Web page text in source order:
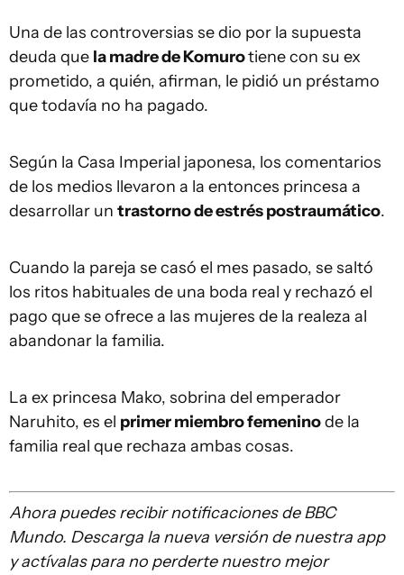
Una de las controversias se dio por la supuesta
deuda que la madre de Komurotiene con su ex
prometido, a quién, afirman, le pidió un préstamo
que todavía no ha pagado.
Según la Casa Imperial japonesa, los comentarios
de los medios llevaron a la entonces princesa a
desarrollar un trastorno de estrés postraumático.
Cuando la pareja se casó el mes pasado, se saltó
los ritos habituales de una boda real y rechazó el
pago que se ofrece a las mujeres de la realeza al
abandonar la familia.
La ex princesa Mako, sobrina del emperador
Naruhito, es el primer miembro femeninode la
familia real que rechaza ambas cosas.
Ahora puedes recibir notificaciones de BBC
Mundo. Descarga la nueva versión de nuestra app
y actívalas para no perderte nuestro mejor